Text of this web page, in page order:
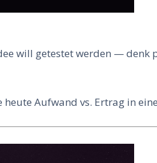
will getestet werden —
heute Aufwand vs. Ertrag in